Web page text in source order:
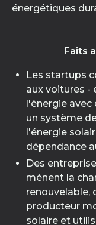
énergétiques
Faits
Les startups
aux voitures -
l'énergie
un système
l'énergie
dépendance
Des
mènent la
renouvelable,
producteur
solaire et